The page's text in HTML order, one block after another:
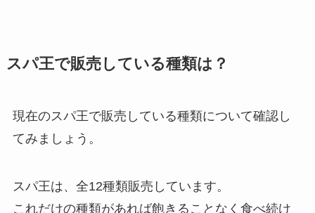
スパ王で販売している種類は？
現在のスパ王で販売している種類について確認し
てみましょう。
スパ王は、全12種類販売しています。
これだけの種類があれば飽きることなく食べ続け